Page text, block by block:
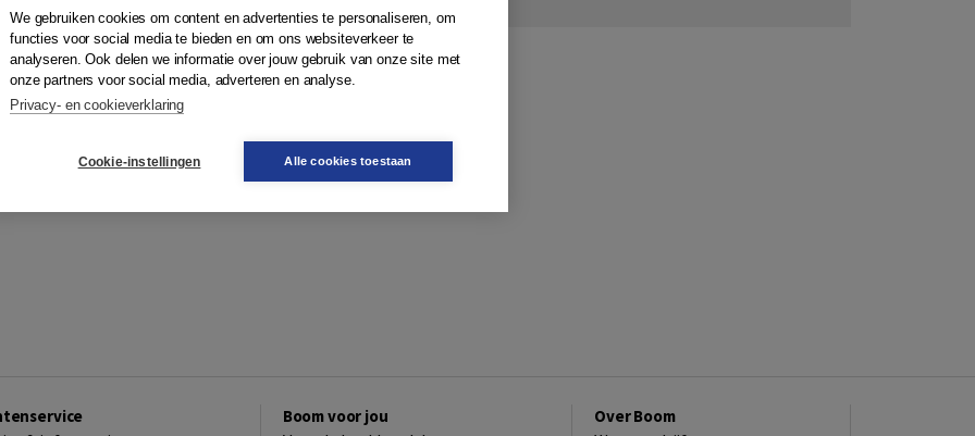
Boom voor jou Over Boom
We gebruiken cookies om content en advertenties te personaliseren, om
functies voor social media te bieden en om ons websiteverkeer te
analyseren. Ook delen we informatie over jouw gebruik van onze site met
onze partners voor social media, adverteren en analyse.
Privacy- en cookieverklaring
Cookie-instellingen Alle cookies toestaan